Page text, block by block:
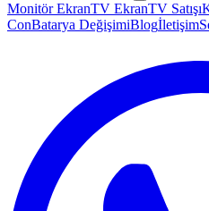
Monitör EkranTV EkranTV Satışı
ConBatarya DeğişimiBlogİletişim